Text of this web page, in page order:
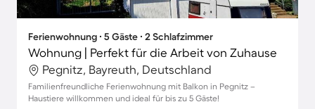
Ferienwohnung ∙ 5 Gäste ∙ 2 Schlafzimmer
Wohnung | Perfekt für die Arbeit von Zuhause
Pegnitz, Bayreuth, Deutschland
Familienfreundliche Ferienwohnung mit Balkon in Pegnitz –
Haustiere willkommen und ideal für bis zu 5 Gäste!